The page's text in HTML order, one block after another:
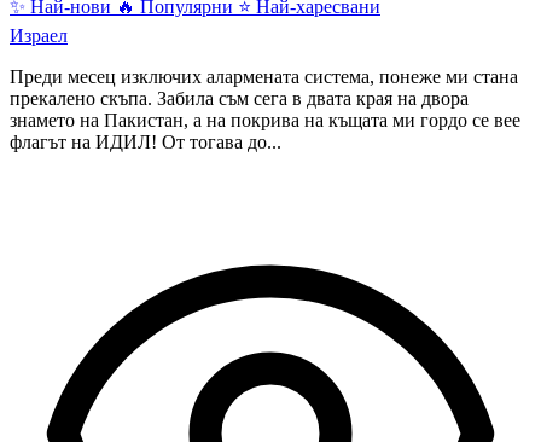
✨ Най-нови 🔥 Популярни ⭐ Най-харесвани
Израел
Преди месец изключих алармената система, понеже ми стана
прекалено скъпа. Забила съм сега в двата края на двора
знамето на Пакистан, а на покрива на къщата ми гордо се вее
флагът на ИДИЛ! От тогава до...